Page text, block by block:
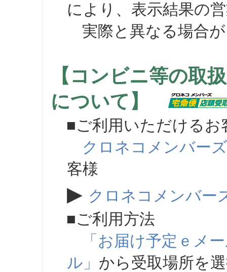
により、表示結果の
実際と異なる場合が
【コンビニ等の取
について】
■ご利用いただけるお
クロネコメンバーズ
客様
▶ クロネコメンバー
■ご利用方法
「お届け予定ｅメ
ル」 から受取場所を